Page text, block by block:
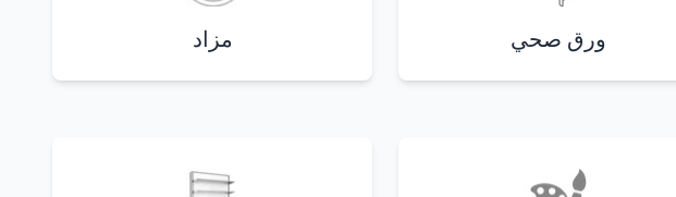
ورق صحي مزاد